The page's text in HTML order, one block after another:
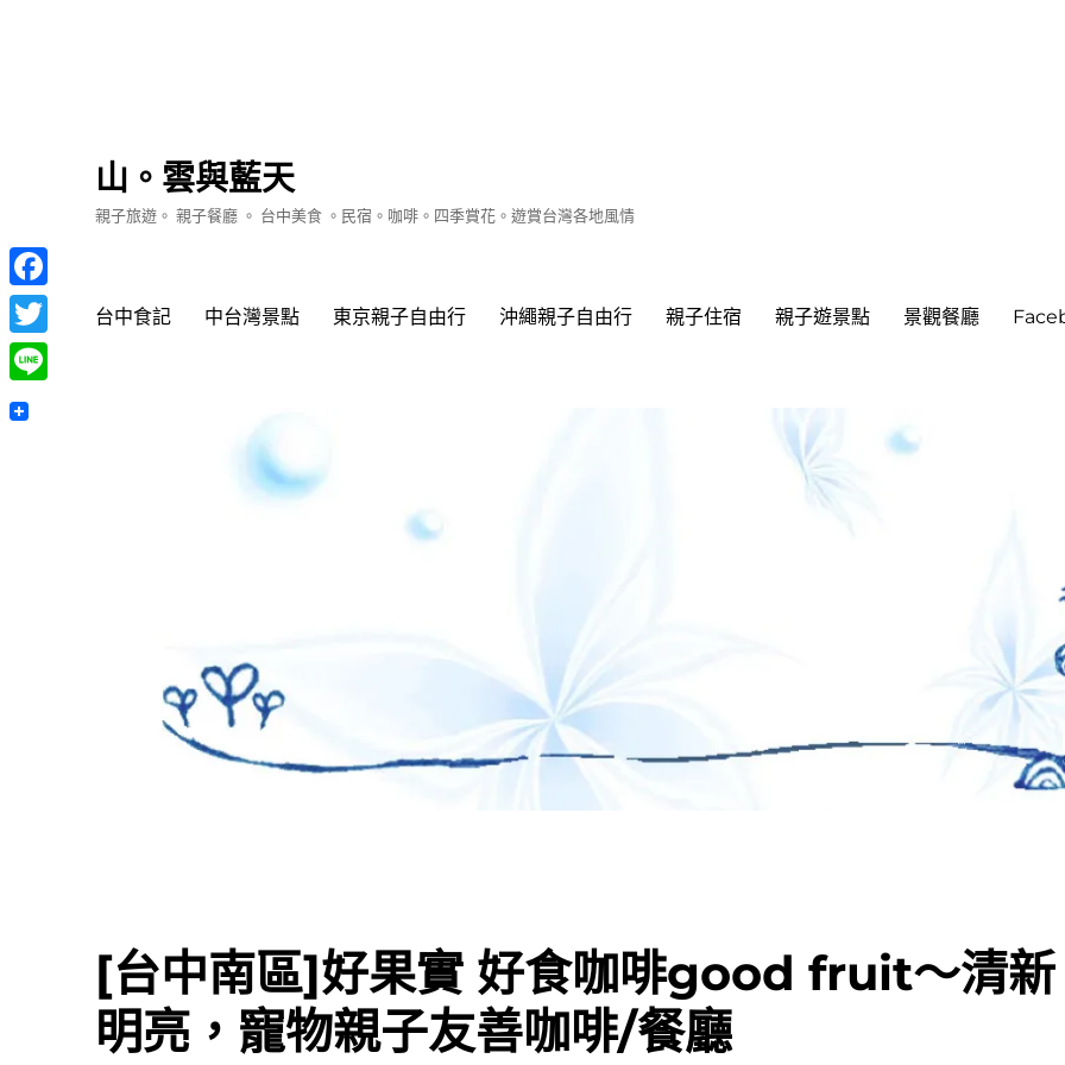
山。雲與藍天
親子旅遊。 親子餐廳 。 台中美食 。民宿。咖啡。四季賞花。遊賞台灣各地風情
台中食記 中台灣景點 東京親子自由行 沖繩親子自由行 親子住宿 親子遊景點 景觀餐廳
[台中南區]好果實 好食咖啡good fruit～清新
明亮，寵物親子友善咖啡/餐廳
Facebook
Twitter
Line